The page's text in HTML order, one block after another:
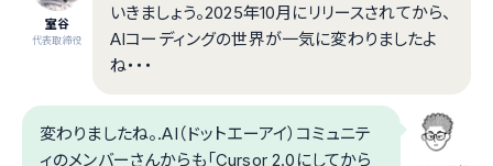
室谷
代表取締役
いきましょう。2025年10月にリリースされてから、
AIコーディングの世界が一気に変わりましたよ
ね・・・
変わりましたね。.AI（ドットエーアイ）コミュニテ
ィのメンバーさんからも「Cursor 2.0にしてから